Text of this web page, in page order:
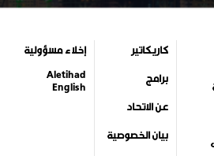
كاريكاتير
برامج
عن الاتحاد
بيان الخصوصية
إخلاء مسؤولية
Aletihad
English